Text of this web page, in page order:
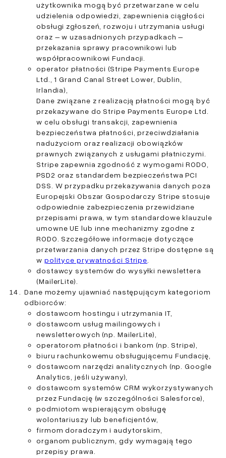
użytkownika mogą być przetwarzane w celu
udzielenia odpowiedzi, zapewnienia ciągłości
obsługi zgłoszeń, rozwoju i utrzymania usługi
oraz – w uzasadnionych przypadkach –
przekazania sprawy pracownikowi lub
współpracownikowi Fundacji.
operator płatności (Stripe Payments Europe
Ltd., 1 Grand Canal Street Lower, Dublin,
Irlandia),
Dane związane z realizacją płatności mogą być
przekazywane do Stripe Payments Europe Ltd.
w celu obsługi transakcji, zapewnienia
bezpieczeństwa płatności, przeciwdziałania
nadużyciom oraz realizacji obowiązków
prawnych związanych z usługami płatniczymi.
Stripe zapewnia zgodność z wymogami RODO,
PSD2 oraz standardem bezpieczeństwa PCI
DSS. W przypadku przekazywania danych poza
Europejski Obszar Gospodarczy Stripe stosuje
odpowiednie zabezpieczenia przewidziane
przepisami prawa, w tym standardowe klauzule
umowne UE lub inne mechanizmy zgodne z
RODO. Szczegółowe informacje dotyczące
przetwarzania danych przez Stripe dostępne są
w polityce prywatności Stripe
dostawcy systemów do wysyłki newslettera
(MailerLite).
Dane możemy ujawniać następującym kategoriom
odbiorców:
dostawcom hostingu i utrzymania IT,
dostawcom usług mailingowych i
newsletterowych (np. MailerLite),
operatorom płatności i bankom (np. Stripe),
biuru rachunkowemu obsługującemu Fundację,
dostawcom narzędzi analitycznych (np. Google
Analytics, jeśli używany),
dostawcom systemów CRM wykorzystywanych
przez Fundację (w szczególności Salesforce),
podmiotom wspierającym obsługę
wolontariuszy lub beneficjentów,
firmom doradczym i audytorskim,
organom publicznym, gdy wymagają tego
przepisy prawa.